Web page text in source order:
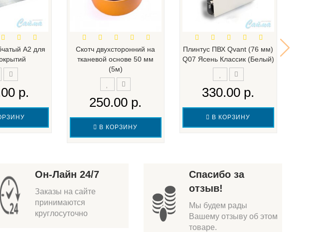
А2 для
р.
Скотч двухсторонний на
тканевой основе 50 мм
(5м)
250.00 р.
В КОРЗИНУ
Плинтус ПВХ Qvant (76 мм)
Q07 Ясень Классик (Белый)
330.00 р.
В КОРЗИНУ
Он-Лайн 24/7
Заказы на сайте
принимаются
круглосуточно
Спасибо за
отзыв!
Мы будем рады
Вашему отзыву об этом
товаре.